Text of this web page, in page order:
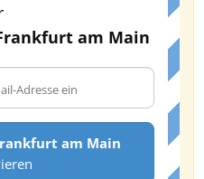
am Main
am Main